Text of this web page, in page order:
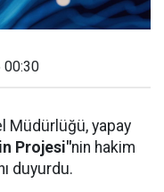
00:30
Müdürlüğü, yapay
Projesi"nin hakim
duyurdu.